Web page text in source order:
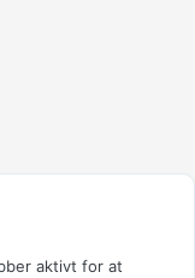
aktivt for at